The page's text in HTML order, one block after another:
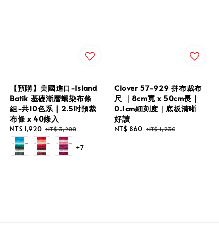
【預購】美國進口-Island
Batik 基礎漸層蠟染布條
組-共10色系 | 2.5吋預裁
布條 x 40條入
Sale
price
NT$ 1,920 Regular
price
NT$ 3,200
+7
Clover 57-929 拼布裁布
尺 ｜8cm寬 x 50cm長｜
0.1cm細刻度｜底板清晰
好讀
Sale
NT$ 860 Regular
NT$ 1,230